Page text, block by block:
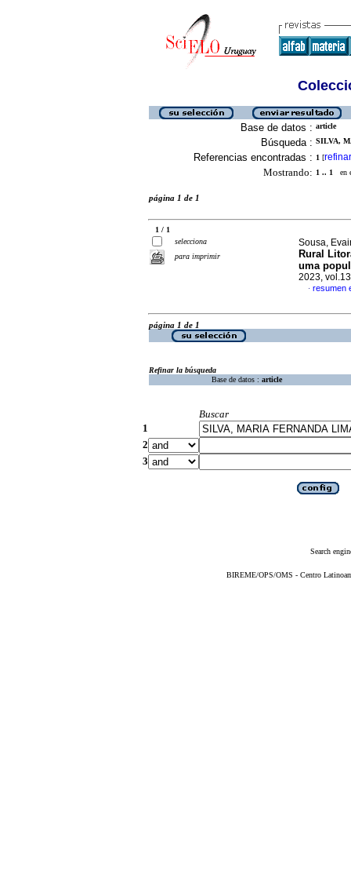
Base de datos : article
Búsqueda : SILVA,
Referencias encontradas : 1 [refinar
Mostrando: 1 .. 1 en
página 1 de 1
1 / 1
selecciona
para imprimir
Sousa,
Rural
uma
2023,
· resumen
página 1 de 1
Refinar la búsqueda
Base de datos : article
Buscar
1
2
3
Search
BIREME/OPS/OMS - Centro